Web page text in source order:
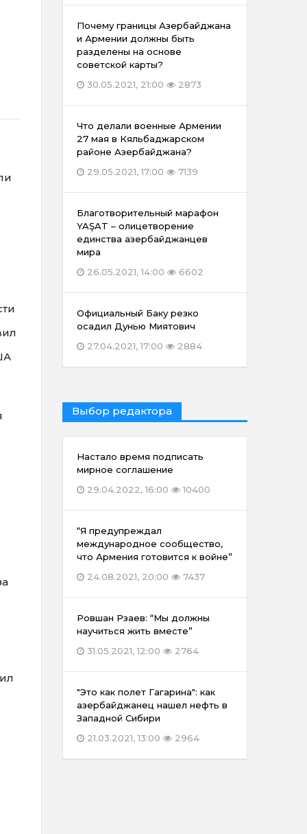
Почему границы Азербайджана
и Армении должны быть
разделены на основе
советской карты?
30.05.2021, 21:00
2873
Что делали военные Армении
27 мая в Кяльбаджарском
районе Азербайджана?
29.05.2021, 17:00
7139
Благотворительный марафон
YAŞAT – олицетворение
единства азербайджанцев
мира
26.05.2021, 14:00
6602
Официальный Баку резко
осадил Дунью Миятович
27.04.2021, 17:00
2884
Выбор редактора
Настало время подписать
мирное соглашение
29.04.2022, 16:00
10400
“Я предупреждал
международное сообщество,
что Армения готовится к войне”
24.08.2021, 20:00
7437
Ровшан Рзаев: “Мы должны
научиться жить вместе”
31.05.2021, 12:00
2764
"Это как полет Гагарина": как
азербайджанец нашел нефть в
Западной Сибири
21.03.2021, 13:00
2964